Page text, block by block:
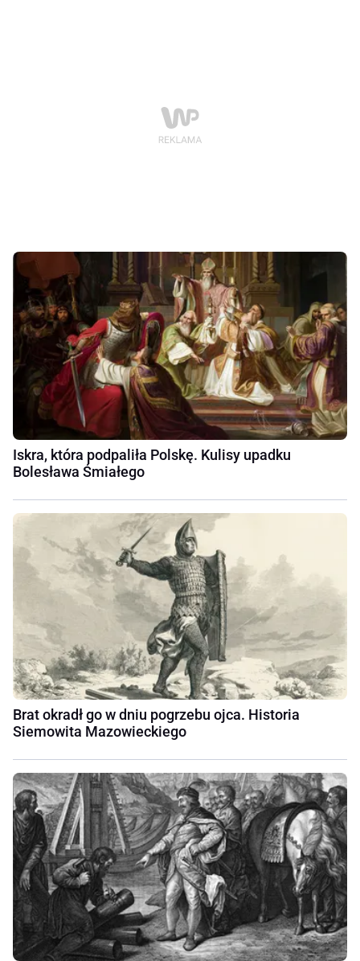
Iskra, która podpaliła Polskę. Kulisy upadku
Bolesława Śmiałego
Brat okradł go w dniu pogrzebu ojca. Historia
Siemowita Mazowieckiego